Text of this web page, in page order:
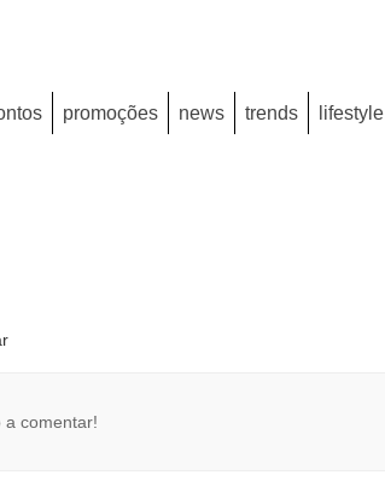
promoções news trends
lifestyle
a comentar!